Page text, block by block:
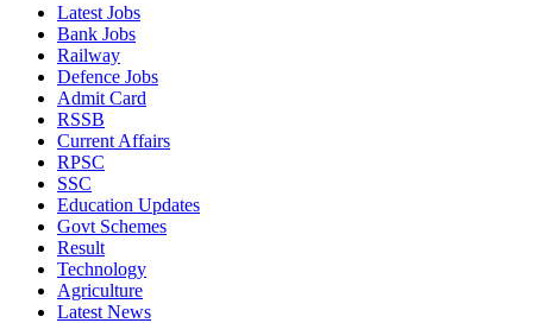
Latest Jobs
Bank Jobs
Railway
Defence Jobs
Admit Card
RSSB
Current Affairs
RPSC
SSC
Education Updates
Govt Schemes
Result
Technology
Agriculture
Latest News